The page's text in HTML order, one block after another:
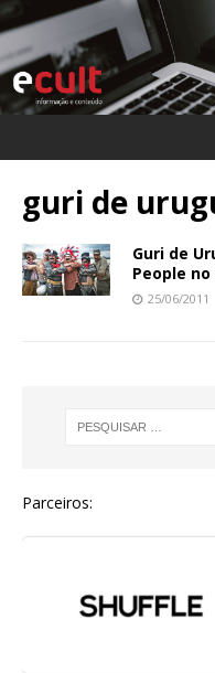
guri de
Guri de
People
25/06/2011
Parceiros: